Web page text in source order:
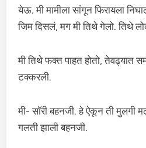
येऊ. मी मामीला सांगून फिरायला
जिम दिसलं, मग मी तिथे गेलो. तिथे
मी तिथे फक्त पाहत होतो, तेवढ्यात
टक्करली.
मी- सॉरी बहनजी. हे ऐकून ती मुलगी
गलती झाली बहनजी.